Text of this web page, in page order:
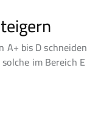
A+ bis D schneiden
im Bereich E